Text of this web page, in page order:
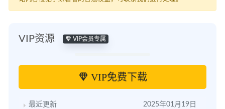
VIP资源 VIP会员专属
VIP免费下载
最近更新 2025年01月19日